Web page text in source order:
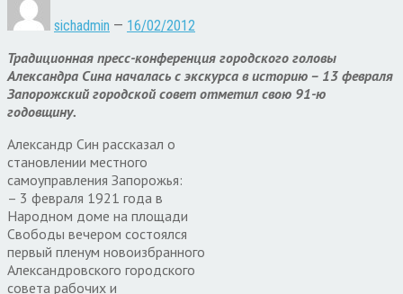
sichadmin — 16/02/2012
Традиционная пресс-конференция городского головы
Александра Сина началась с экскурса в историю – 13 февраля
Запорожский городской совет отметил свою 91-ю
годовщину.
Александр Син рассказал о
становлении местного
самоуправления Запорожья:
– 3 февраля 1921 года в
Народном доме на площади
Свободы вечером состоялся
первый пленум новоизбранного
Александровского городского
совета рабочих и